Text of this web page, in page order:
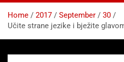
Home 2017 September
30
Učite strane jezike i bježite